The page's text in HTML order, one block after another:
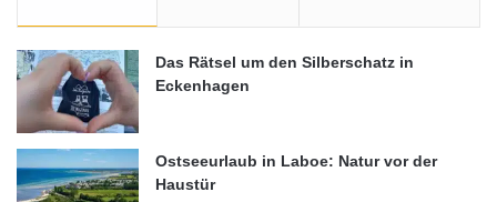
Das Rätsel um den Silberschatz in
Eckenhagen
Ostseeurlaub in Laboe: Natur vor der
Haustür